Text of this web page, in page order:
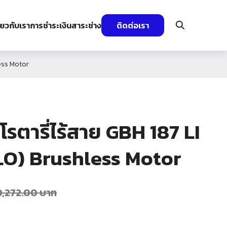
วกับเราการชำระเงินสาระช่าง ติดต่อเรา
Motor
ตารี่ไร้สาย GBH 187 LI
Brushless Motor
บาท